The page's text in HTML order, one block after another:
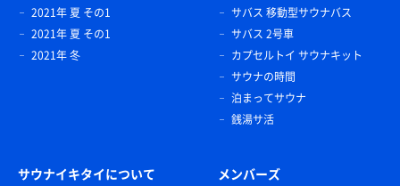
2021年 夏 その1
2021年 夏 その1
2021年 冬
サバス 移動型サウナバス
サバス 2号車
カプセルトイ サウナキット
サウナの時間
泊まってサウナ
銭湯サ活
サウナイキタイについて メンバーズ